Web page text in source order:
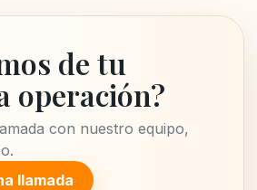
de tu
operación?
con nuestro equipo,
llamada